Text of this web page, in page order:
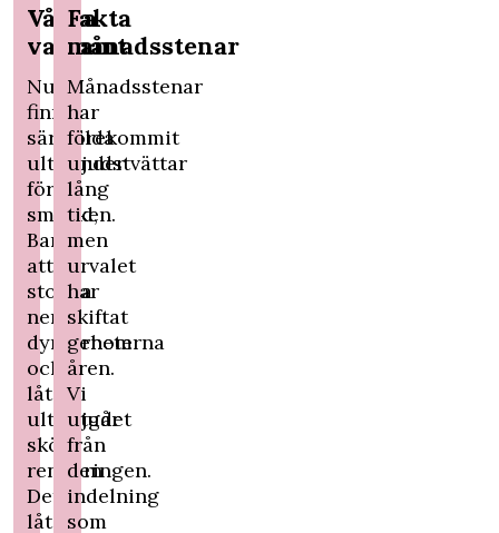
Vårda
varsamt
Nu
finns
särskilda
ultraljudstvättar
för
smycken.
Bara
att
stoppa
ner
dyrbarheterna
och
låta
ultraljudet
sköta
rengöringen.
Det
låter
Fakta
månadsstenar
Månadsstenar
har
förekommit
under
lång
tid,
men
urvalet
har
skiftat
genom
åren.
Vi
utgår
från
den
indelning
som